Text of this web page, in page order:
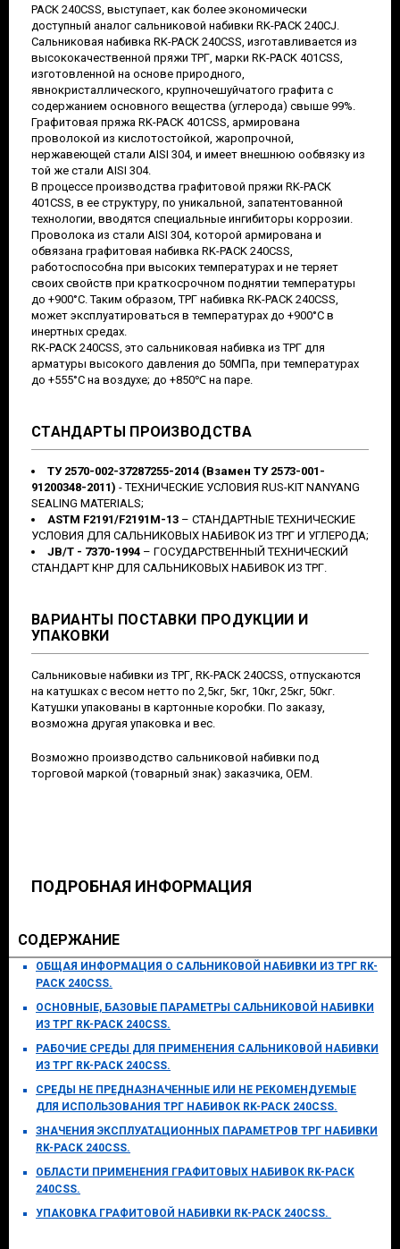
PACK 240CSS, выступает, как более экономически
доступный аналог сальниковой набивки RK-PACK 240CJ.
Сальниковая набивка RK-PACK 240CSS, изготавливается из
высококачественной пряжи ТРГ, марки RK-PACK 401CSS,
изготовленной на основе природного,
явнокристаллического, крупночешуйчатого графита с
содержанием основного вещества (углерода) свыше 99%.
Графитовая пряжа RK-PACK 401CSS, армирована
проволокой из кислотостойкой, жаропрочной,
нержавеющей стали AISI 304, и имеет внешнюю ообвязку из
той же стали AISI 304.
В процессе производства графитовой пряжи RK-PACK
401CSS, в ее структуру, по уникальной, запатентованной
технологии, вводятся специальные ингибиторы коррозии.
Проволока из стали AISI 304, которой армирована и
обвязана графитовая набивка RK-PACK 240CSS,
работоспособна при высоких температурах и не теряет
своих свойств при краткосрочном поднятии температуры
до +900°С. Таким образом, ТРГ набивка RK-PACK 240CSS,
может эксплуатироваться в температурах до +900°С в
инертных средах.
RK-PACK 240CSS, это сальниковая набивка из ТРГ для
арматуры высокого давления до 50МПа, при температурах
до +555°С на воздухе; до +850℃ на паре.
СТАНДАРТЫ ПРОИЗВОДСТВА
ТУ 2570-002-37287255-2014 (Взамен ТУ 2573-001-
91200348-2011) - ТЕХНИЧЕСКИЕ УСЛОВИЯ RUS-KIT NANYANG
SEALING MATERIALS;
ASTM F2191/F2191M-13 – СТАНДАРТНЫЕ ТЕХНИЧЕСКИЕ
УСЛОВИЯ ДЛЯ САЛЬНИКОВЫХ НАБИВОК ИЗ ТРГ И УГЛЕРОДА;
JB/T - 7370-1994 – ГОСУДАРСТВЕННЫЙ ТЕХНИЧЕСКИЙ
СТАНДАРТ КНР ДЛЯ САЛЬНИКОВЫХ НАБИВОК ИЗ ТРГ.
ВАРИАНТЫ ПОСТАВКИ ПРОДУКЦИИ И
УПАКОВКИ
Сальниковые набивки из ТРГ, RK-PACK 240CSS, отпускаются
на катушках с весом нетто по 2,5кг, 5кг, 10кг, 25кг, 50кг.
Катушки упакованы в картонные коробки. По заказу,
возможна другая упаковка и вес.
Возможно производство сальниковой набивки под
торговой маркой (товарный знак) заказчика, OEM.
ПОДРОБНАЯ ИНФОРМАЦИЯ
СОДЕРЖАНИЕ
ОБЩАЯ ИНФОРМАЦИЯ О САЛЬНИКОВОЙ НАБИВКИ ИЗ ТРГ RK-
PACK 240CSS.
ОСНОВНЫЕ, БАЗОВЫЕ ПАРАМЕТРЫ САЛЬНИКОВОЙ НАБИВКИ
ИЗ ТРГ RK-PACK 240CSS.
РАБОЧИЕ СРЕДЫ ДЛЯ ПРИМЕНЕНИЯ САЛЬНИКОВОЙ НАБИВКИ
ИЗ ТРГ RK-PACK 240CSS.
СРЕДЫ НЕ ПРЕДНАЗНАЧЕННЫЕ ИЛИ НЕ РЕКОМЕНДУЕМЫЕ
ДЛЯ ИСПОЛЬЗОВАНИЯ ТРГ НАБИВОК RK-PACK 240CSS.
ЗНАЧЕНИЯ ЭКСПЛУАТАЦИОННЫХ ПАРАМЕТРОВ ТРГ НАБИВКИ
RK-PACK 240CSS.
ОБЛАСТИ ПРИМЕНЕНИЯ ГРАФИТОВЫХ НАБИВОК RK-PACK
240CSS.
УПАКОВКА ГРАФИТОВОЙ НАБИВКИ RK-PAC K 240CSS.